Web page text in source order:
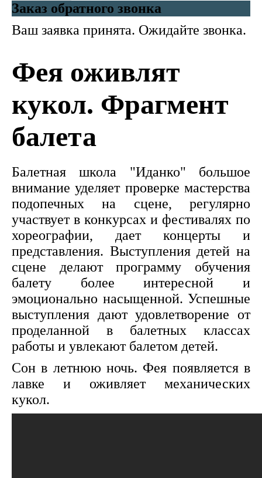
Заказ обратного звонка
Ваш заявка принята. Ожидайте звонка.
Фея оживлят
кукол. Фрагмент
балета
Балетная школа "Иданко" большое
внимание уделяет проверке мастерства
подопечных на сцене, регулярно
участвует в конкурсах и фестивалях по
хореографии, дает концерты и
представления. Выступления детей на
сцене делают программу обучения
балету более интересной и
эмоционально насыщенной. Успешные
выступления дают удовлетворение от
проделанной в балетных классах
работы и увлекают балетом детей.
Сон в летнюю ночь. Фея появляется в
лавке и оживляет механических
кукол.